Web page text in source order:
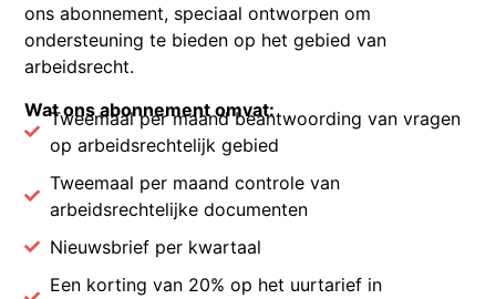
ons abonnement, speciaal ontworpen om
ondersteuning te bieden op het gebied van
arbeidsrecht.
Wat ons abonnement omvat:
Tweemaal per maand beantwoording van vragen
op arbeidsrechtelijk gebied
Tweemaal per maand controle van
arbeidsrechtelijke documenten
Nieuwsbrief per kwartaal
Een korting van 20% op het uurtarief in